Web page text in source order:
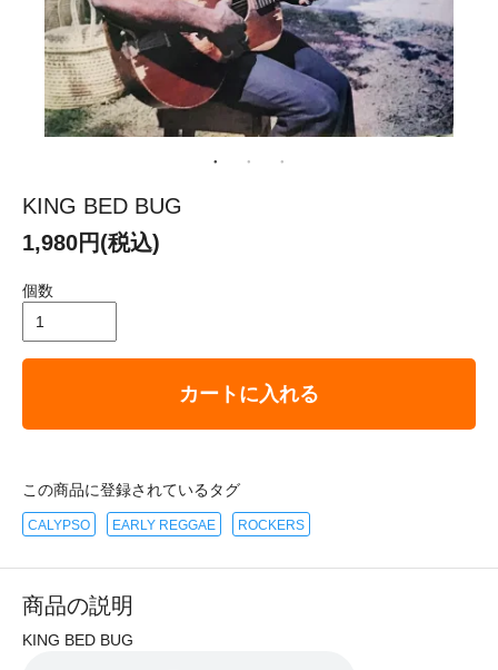
KING BED BUG
1,980円(税込)
個数
カートに入れる
この商品に登録されているタグ
CALYPSO EARLY REGGAE ROCKERS
商品の説明
KING BED BUG